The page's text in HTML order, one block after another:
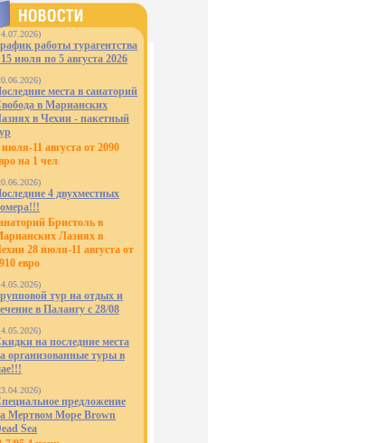
работы турагентства
15 июля по 5 августа 2026
места в санаторий
в Марианских
в Чехии - пакетный
июля-11 августа от 2090
на 1 чел
4 двухместных
Бристоль в
Лазнях в
28 июля-11 августа от
евро
тур на отдых и
в Палангу с 28/08
на последние места
организованные туры в
предложение
Мертвом Море Brown
Sea